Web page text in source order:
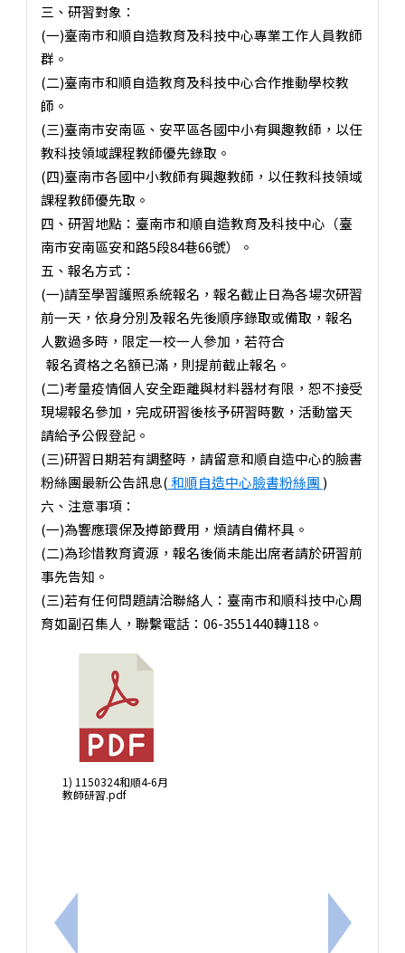
上一筆：教育部「生成式AI對數位素養的挑戰」數位學
三、研習對象：
(一)臺南市和順自造教育及科技中心專業工作人員教師
群。
(二)臺南市和順自造教育及科技中心合作推動學校教
師。
(三)臺南市安南區、安平區各國中小有興趣教師，以任
教科技領域課程教師優先錄取。
(四)臺南市各國中小教師有興趣教師，以任教科技領域
課程教師優先取。
四、研習地點：臺南市和順自造教育及科技中心（臺
南市安南區安和路5段84巷66號）。
五、報名方式：
(一)請至學習護照系統報名，報名截止日為各場次研習
前一天，依身分別及報名先後順序錄取或備取，報名
人數過多時，限定一校一人參加，若符合
報名資格之名額已滿，則提前截止報名。
(二)考量疫情個人安全距離與材料器材有限，恕不接受
現場報名參加，完成研習後核予研習時數，活動當天
請給予公假登記。
(三)研習日期若有調整時，請留意和順自造中心的臉書
粉絲團最新公告訊息(和順自造中心臉書粉絲團 )
六、注意事項：
(一)為響應環保及撙節費用，煩請自備杯具。
(二)為珍惜教育資源，報名後倘未能出席者請於研習前
事先告知。
(三)若有任何問題請洽聯絡人：臺南市和順科技中心周
育如副召集人，聯繫電話：06-3551440轉118。
1) 1150324和順4-6月
教師研習.pdf
下一筆：